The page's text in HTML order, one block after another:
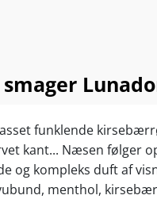
funklende
kant... Næsen følger
og kompleks duft af
menthol,